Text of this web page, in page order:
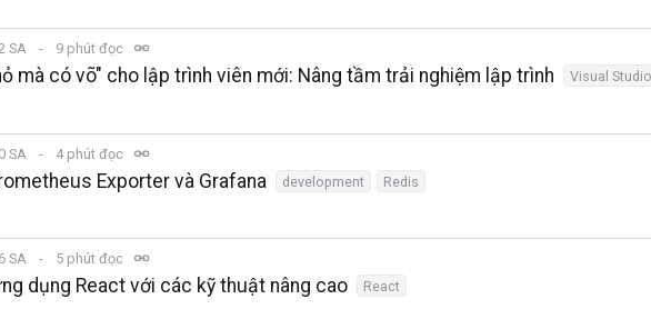
SA 9 phút đọc
mà có võ" cho lập trình viên mới: Nâng tầm trải nghiệm lập trình Visual
SA 4 phút đọc
Exporter và Grafana development Redis
SA 5 phút đọc
dụng React với các kỹ thuật nâng cao React